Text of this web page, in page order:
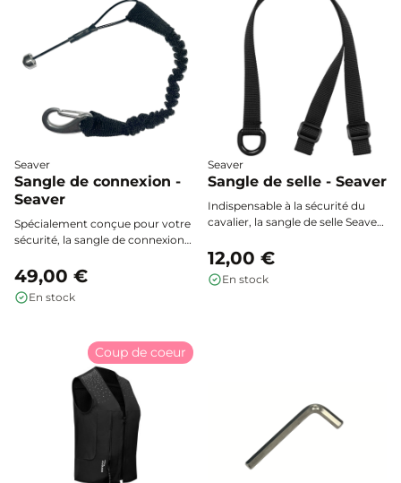
monter à cheval en toute
sérénité.
Seaver
Sangle de connexion -
Seaver
Spécialement conçue pour votre
sécurité, la sangle de connexion
Seaver à la sangle de selle pour
permettre un déclenchement
rapide et fiable en cas de chute.
49,00 €
En stock
Seaver
Sangle de selle - Seaver
Indispensable à la sécurité du
cavalier, la sangle de selle Seaver
la fixation optimale de la sangle
de connexion de votre gilet
airbag.
12,00 €
En stock
Coup de coeur